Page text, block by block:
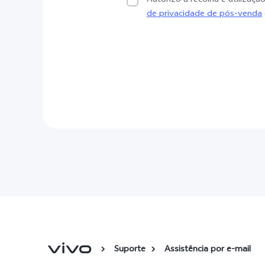
de privacidade de pós-venda
Suporte Assistência por e-mail